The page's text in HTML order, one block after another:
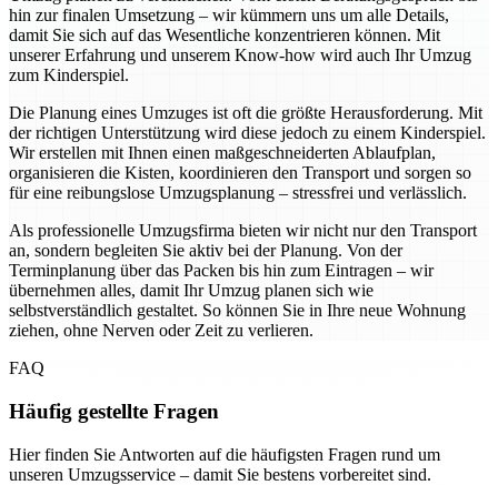
hin zur finalen Umsetzung – wir kümmern uns um alle Details,
damit Sie sich auf das Wesentliche konzentrieren können. Mit
unserer Erfahrung und unserem Know-how wird auch Ihr Umzug
zum Kinderspiel.
Die Planung eines Umzuges ist oft die größte Herausforderung. Mit
der richtigen Unterstützung wird diese jedoch zu einem Kinderspiel.
Wir erstellen mit Ihnen einen maßgeschneiderten Ablaufplan,
organisieren die Kisten, koordinieren den Transport und sorgen so
für eine reibungslose Umzugsplanung – stressfrei und verlässlich.
Als professionelle Umzugsfirma bieten wir nicht nur den Transport
an, sondern begleiten Sie aktiv bei der Planung. Von der
Terminplanung über das Packen bis hin zum Eintragen – wir
übernehmen alles, damit Ihr Umzug planen sich wie
selbstverständlich gestaltet. So können Sie in Ihre neue Wohnung
ziehen, ohne Nerven oder Zeit zu verlieren.
FAQ
Häufig gestellte Fragen
Hier finden Sie Antworten auf die häufigsten Fragen rund um
unseren Umzugsservice – damit Sie bestens vorbereitet sind.